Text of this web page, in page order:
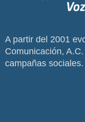
A partir del 2001
Comunicación,
campañas sociales.